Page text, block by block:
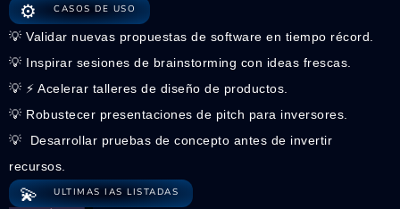
⚙️ CASOS DE USO
💡 Validar nuevas propuestas de software en tiempo récord.
💡 Inspirar sesiones de brainstorming con ideas frescas.
💡 ⚡️ Acelerar talleres de diseño de productos.
💡 Robustecer presentaciones de pitch para inversores.
💡 ️ Desarrollar pruebas de concepto antes de invertir
recursos.
💫 ULTIMAS IAS LISTADAS